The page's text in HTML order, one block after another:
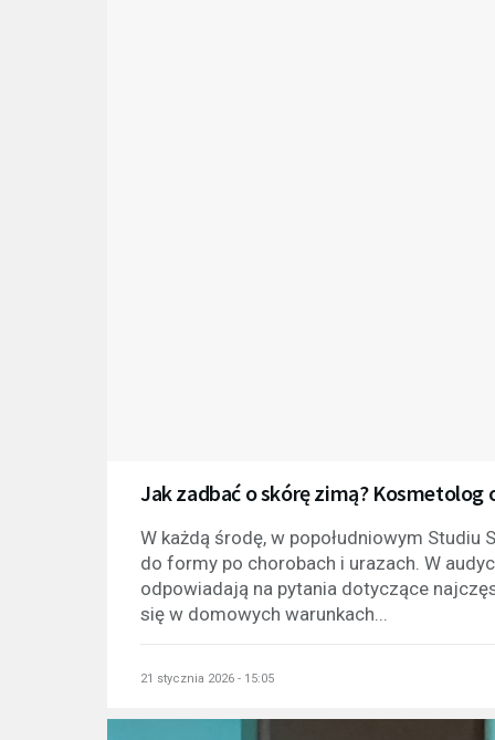
Jak zadbać o skórę zimą?
W każdą środę, w popołudniowym Studiu
do formy po chorobach i urazach. W
odpowiadają na pytania dotyczące
się w domowych warunkach...
21 stycznia 2026 - 15:05